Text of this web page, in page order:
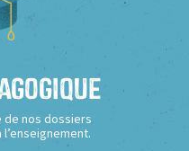
de nos dossiers